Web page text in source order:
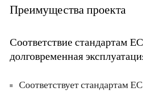
Преимущества проекта
Соответствие стандартам
долговременная
Соответствует стандартам